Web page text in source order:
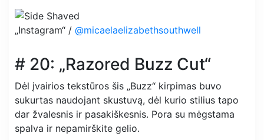
„Instagram“ / @micaelaelizabethsouthwell
# 20: „Razored Buzz Cut“
Dėl įvairios tekstūros šis „Buzz“ kirpimas buvo
sukurtas naudojant skustuvą, dėl kurio stilius tapo
dar žvalesnis ir pasakiškesnis. Pora su mėgstama
spalva ir nepamirškite gelio.